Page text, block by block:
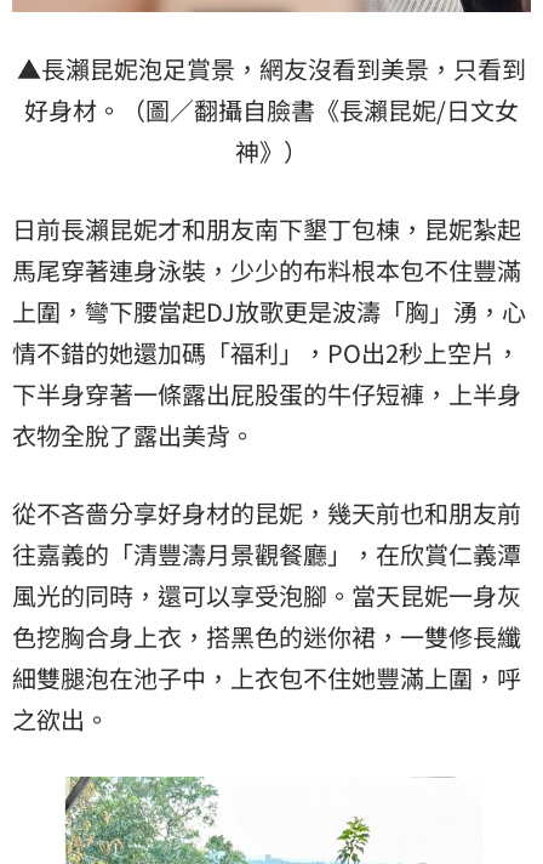
▲長瀨昆妮泡足賞景，網友沒看到美景，只看到
好身材。（圖／翻攝自臉書《長瀨昆妮/日文女
神》）
日前長瀨昆妮才和朋友南下墾丁包棟，昆妮紮起
馬尾穿著連身泳裝，少少的布料根本包不住豐滿
上圍，彎下腰當起DJ放歌更是波濤「胸」湧，心
情不錯的她還加碼「福利」，PO出2秒上空片，
下半身穿著一條露出屁股蛋的牛仔短褲，上半身
衣物全脫了露出美背。
從不吝嗇分享好身材的昆妮，幾天前也和朋友前
往嘉義的「清豐濤月景觀餐廳」，在欣賞仁義潭
風光的同時，還可以享受泡腳。當天昆妮一身灰
色挖胸合身上衣，搭黑色的迷你裙，一雙修長纖
細雙腿泡在池子中，上衣包不住她豐滿上圍，呼
之欲出。